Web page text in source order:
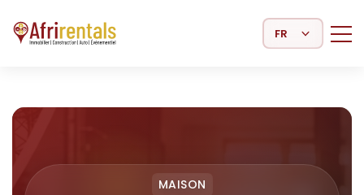
Select Language
MAISON